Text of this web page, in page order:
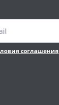
соглашения